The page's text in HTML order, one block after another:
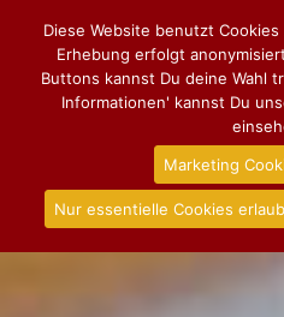
Diese Website benutzt
Erhebung erfolgt
Buttons kannst Du deine Wahl
Informationen' kannst Du
Marketing
Nur essentielle Cookies